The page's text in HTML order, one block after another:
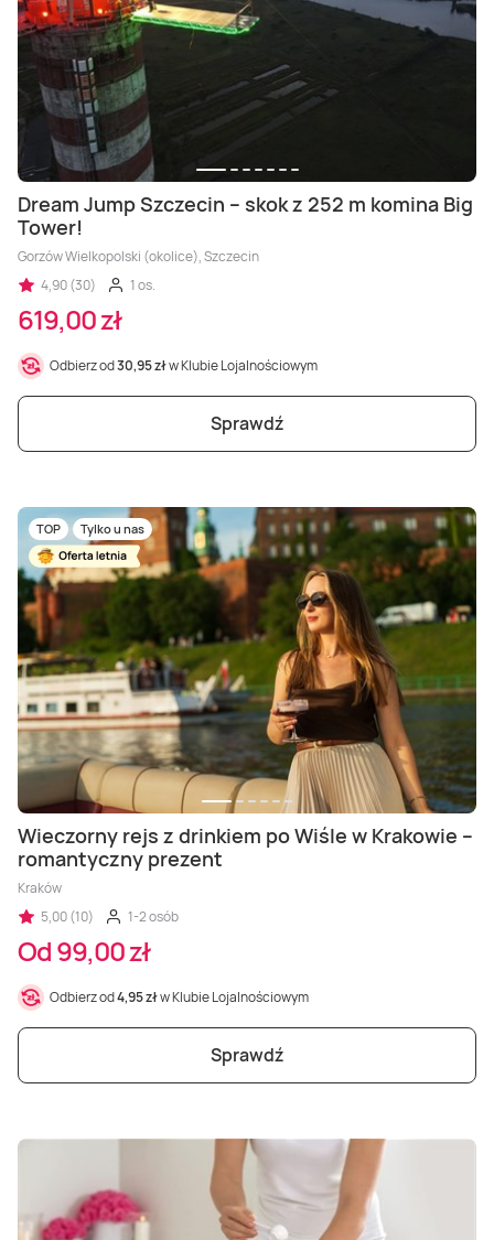
Dream Jump Szczecin – skok z 252 m komina Big
Tower!
Gorzów Wielkopolski (okolice), Szczecin
4,90 (30)
1 os.
619,00 zł
Odbierz od30,95 złw Klubie Lojalnościowym
Sprawdź
TOP Tylko u nas
Wieczorny rejs z drinkiem po Wiśle w Krakowie –
romantyczny prezent
Kraków
5,00 (10)
1-2 osób
Od 99,00 zł
Odbierz od4,95 złw Klubie Lojalnościowym
Sprawdź